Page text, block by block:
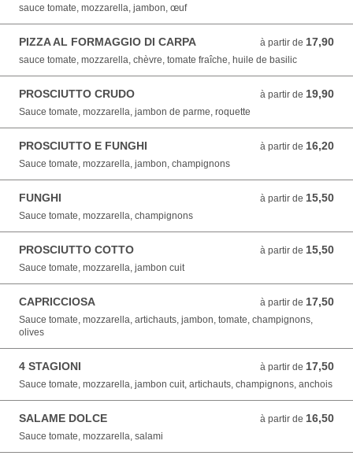
sauce tomate, mozzarella, jambon, œuf
PIZZA AL FORMAGGIO DI CARPA à partir de 17,90
à partir de 17,90 EUR
sauce tomate, mozzarella, chèvre, tomate fraîche, huile de basilic
PROSCIUTTO CRUDO à partir de 19,90
à partir de 19,90 EUR
Sauce tomate, mozzarella, jambon de parme, roquette
PROSCIUTTO E FUNGHI à partir de 16,20
à partir de 16,20 EUR
Sauce tomate, mozzarella, jambon, champignons
FUNGHI à partir de 15,50
à partir de 15,50 EUR
Sauce tomate, mozzarella, champignons
PROSCIUTTO COTTO à partir de 15,50
à partir de 15,50 EUR
Sauce tomate, mozzarella, jambon cuit
CAPRICCIOSA à partir de 17,50
à partir de 17,50 EUR
Sauce tomate, mozzarella, artichauts, jambon, tomate, champignons,
olives
4 STAGIONI à partir de 17,50
à partir de 17,50 EUR
Sauce tomate, mozzarella, jambon cuit, artichauts, champignons, anchois
SALAME DOLCE à partir de 16,50
à partir de 16,50 EUR
Sauce tomate, mozzarella, salami